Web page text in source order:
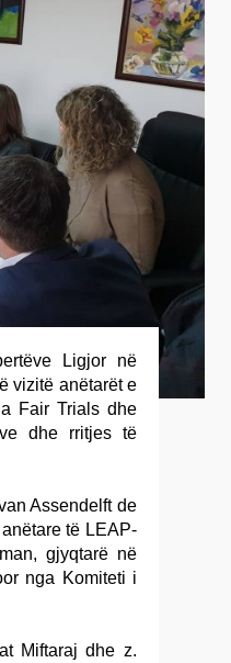
Ligjor në
vizitë anëtarët e
Fair Trials dhe
dhe rritjes të
Assendelft de
të LEAP-
gjyqtarë në
nga Komiteti i
Miftaraj dhe z.